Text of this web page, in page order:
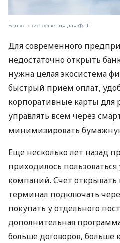
Банковские решения для ФЛП
Для современного
недостаточно открыть
нужна целая экосистема
быстрый прием оплат,
корпоративные карты для
управлять всем через
минимизировать
Еще несколько лет назад
приходилось
компаний. Счет открывать
терминал подключать
покупать у отдельного
дополнительная
больше договоров, больше